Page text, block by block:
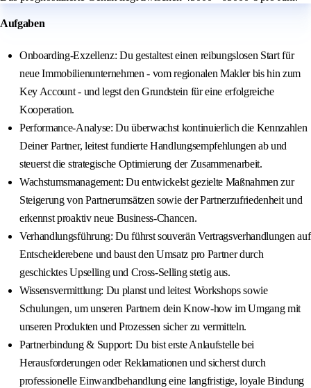
Aufgaben
Onboarding-Exzellenz: Du gestaltest einen reibungslosen Start für
neue Immobilienunternehmen - vom regionalen Makler bis hin zum
Key Account - und legst den Grundstein für eine erfolgreiche
Kooperation.
Performance-Analyse: Du überwachst kontinuierlich die Kennzahlen
Deiner Partner, leitest fundierte Handlungsempfehlungen ab und
steuerst die strategische Optimierung der Zusammenarbeit.
Wachstumsmanagement: Du entwickelst gezielte Maßnahmen zur
Steigerung von Partnerumsätzen sowie der Partnerzufriedenheit und
erkennst proaktiv neue Business-Chancen.
Verhandlungsführung: Du führst souverän Vertragsverhandlungen auf
Entscheiderebene und baust den Umsatz pro Partner durch
geschicktes Upselling und Cross-Selling stetig aus.
Wissensvermittlung: Du planst und leitest Workshops sowie
Schulungen, um unseren Partnern dein Know-how im Umgang mit
unseren Produkten und Prozessen sicher zu vermitteln.
Partnerbindung & Support: Du bist erste Anlaufstelle bei
Herausforderungen oder Reklamationen und sicherst durch
professionelle Einwandbehandlung eine langfristige, loyale Bindung